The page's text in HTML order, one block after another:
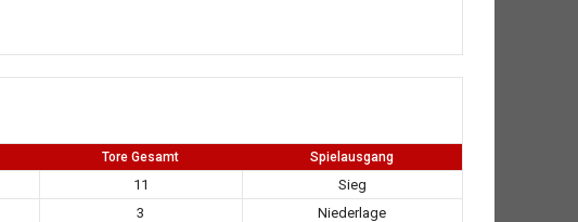
Tore Gesamt Spielausgang
11
Sieg
3 Niederlage